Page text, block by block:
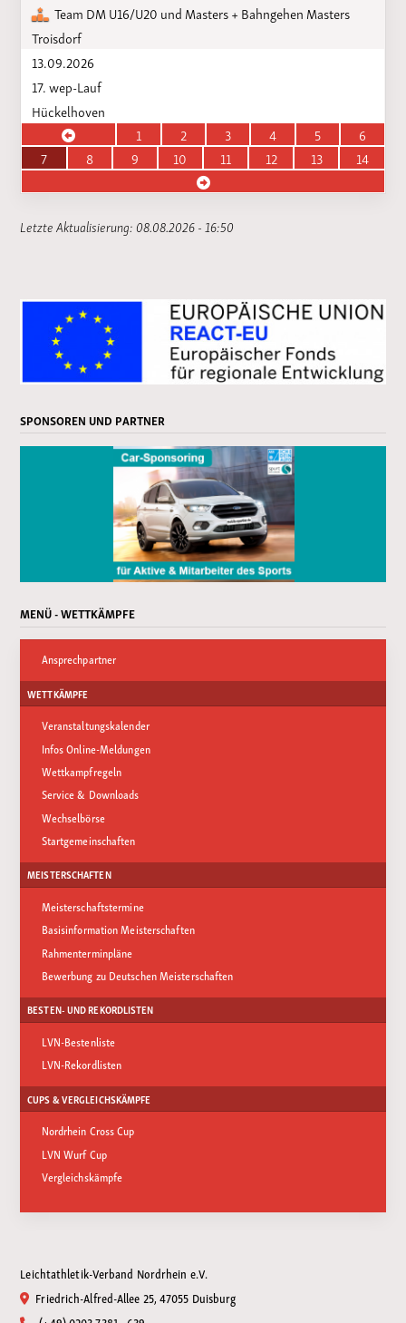
Team DM U16/U20 und Masters + Bahngehen Masters
Troisdorf
13.09.2026
17. wep-Lauf
Hückelhoven
1
2 3 4 5
6
7
8 9 10 11 12 13 14
Letzte Aktualisierung: 08.08.2026 - 16:50
SPONSOREN UND PARTNER
MENÜ - WETTKÄMPFE
Ansprechpartner
WETTKÄMPFE
Veranstaltungskalender
Infos Online-Meldungen
Wettkampfregeln
Service & Downloads
Wechselbörse
Startgemeinschaften
MEISTERSCHAFTEN
Meisterschaftstermine
Basisinformation Meisterschaften
Rahmenterminpläne
Bewerbung zu Deutschen Meisterschaften
BESTEN- UND REKORDLISTEN
LVN-Bestenliste
LVN-Rekordlisten
CUPS & VERGLEICHSKÄMPFE
Nordrhein Cross Cup
LVN Wurf Cup
Vergleichskämpfe
Leichtathletik-Verband Nordrhein e.V.
Friedrich-Alfred-Allee 25, 47055 Duisburg